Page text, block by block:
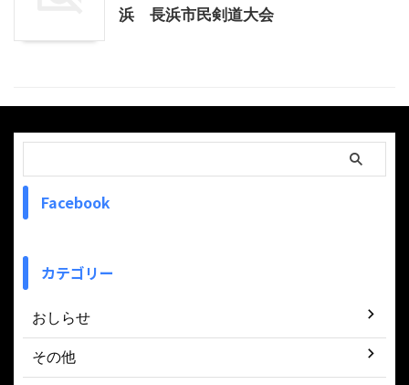
浜 長浜市民剣道大会
Facebook
カテゴリー
おしらせ
その他